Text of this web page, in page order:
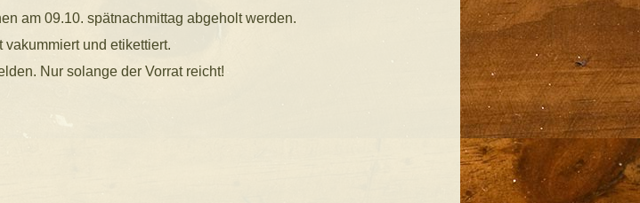
am 09.10. spätnachmittag abgeholt werden.
vakummiert und etikettiert.
Nur solange der Vorrat reicht!